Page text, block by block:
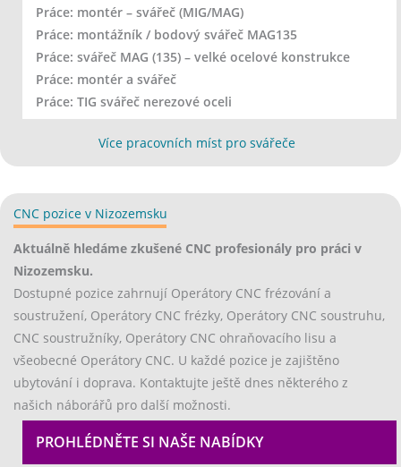
Práce: montér – svářeč (MIG/MAG)
Práce: montážník / bodový svářeč MAG135
Práce: svářeč MAG (135) – velké ocelové konstrukce
Práce: montér a svářeč
Práce: TIG svářeč nerezové oceli
Více pracovních míst pro svářeče
CNC pozice v Nizozemsku
Aktuálně hledáme zkušené CNC profesionály pro práci v
Nizozemsku.
Dostupné pozice zahrnují Operátory CNC frézování a
soustružení, Operátory CNC frézky, Operátory CNC soustruhu,
CNC soustružníky, Operátory CNC ohraňovacího lisu a
všeobecné Operátory CNC. U každé pozice je zajištěno
ubytování i doprava. Kontaktujte ještě dnes některého z
našich náborářů pro další možnosti.
PROHLÉDNĚTE SI NAŠE NABÍDKY